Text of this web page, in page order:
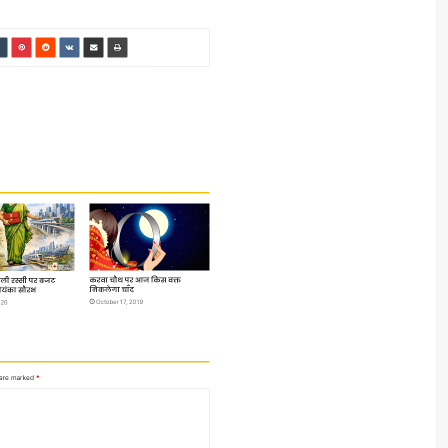
रस्सी पर बजट
सौरभ
करवा चौथ पर आज किस वक्त
निकलेगा चाँद
October 17, 2019
marked *